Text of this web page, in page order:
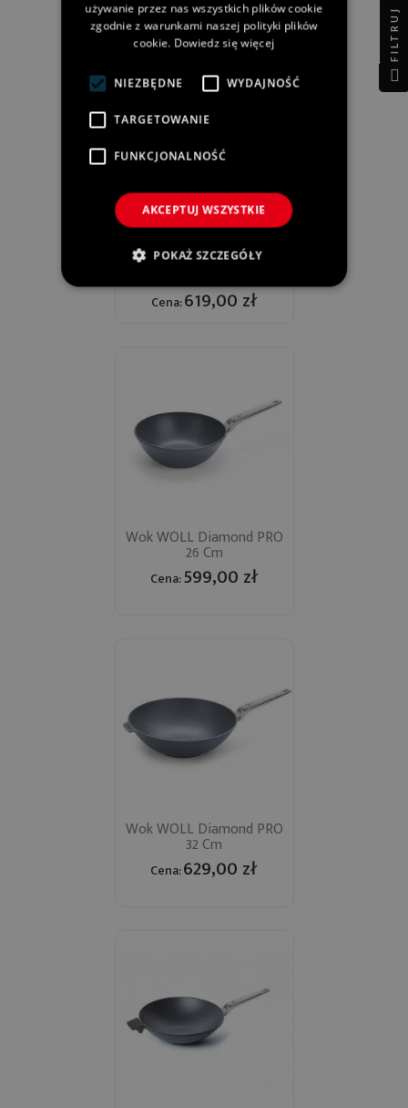
Patelnia WOLL Diamond
PRO Prostokątna 26 X 30
Cena:619,00 zł
DOSTAWA WKRÓTCE
Wok WOLL Diamond PRO
26 Cm
Cena:599,00 zł
Wok WOLL Diamond PRO
32 Cm
Cena:629,00 zł
FILTRUJ
używanie przez nas wszystkich plików cookie
zgodnie z warunkami naszej polityki plików
cookie. Dowiedz się więcej
NIEZBĘDNE WYDAJNOŚĆ
TARGETOWANIE
FUNKCJONALNOŚĆ
AKCEPTUJ WSZYSTKIE
POKAŻ SZCZEGÓŁY